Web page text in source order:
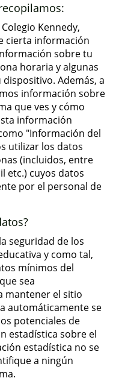
Kennedy,
cierta información
sobre tu
horaria y algunas
Además, a
información sobre
que ves y cómo
información
"Información del
utilizar los datos
(incluidos, entre
etc.) cuyos datos
por el personal de
seguridad de los
y como tal,
mínimos del
sea
mantener el sitio
automáticamente se
potenciales de
estadística sobre el
estadística no se
a ningún